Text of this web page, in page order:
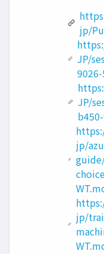
jp/
JP/
JP/
jp/
jp/